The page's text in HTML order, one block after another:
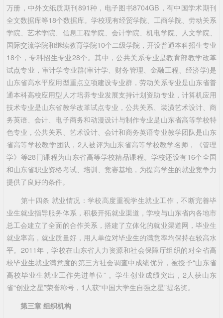
万册，中外文纸质期刊891种，电子图书8704GB，有中国学术期刊
全文数据库等18个数据库。学校现有经贸学院、工商学院、劳动关系
学院、艺术学院、信息工程学院、会计学院、机电学院、人文学院、
国际交流学院和继续教育学院10个二级学院，开设普通本科招生专业
18个，专科招生专业28个。其中，公共关系专业是教育部教学改革
试点专业，审计学专业群(审计学、财务管理、金融工程、经济学)是
山东省高水平应用型重点立项建设专业群，劳动关系专业是山东省普
通本科高校应用型人才培养专业发展支持计划资助专业，计算机应用
技术专业是山东省教学改革试点专业，公共关系、装潢艺术设计、商
务英语、会计、电子商务和动漫设计与制作专业是山东省高等学校特
色专业，公共关系、艺术设计、会计和商务英语专业教学团队是山东
省高等学校教学团队，2人被评为山东省高等学校教学名师，《管理
学》等28门课程为山东省高等学校精品课程。学校还设有16个全国
和山东省职业资格考试、培训、竞赛基地，为提高学生的就业竞争力
提供了良好的条件。
第十四条 就业情况：学校高度重视学生就业工作，不断完善毕
业生就业指导服务体系，积极开拓就业渠道，学校与山东省内各地市
总工会建立了全面的合作关系，搭建了立体化的就业渠道网，毕业生
就业率高，就业质量好，用人单位对毕业生的满意率均保持在较高水
平。2011年，学校在山东省人力资源和社会保障厅组织的对全省高
校毕业生就业满意度的第三方社会调查中成绩优异，被授予“山东省
高校毕业生就业工作先进单位” 。学生创业成绩突出，2人获山东
省“创业之星”荣誉称号，1人获“中国大学生自强之星”提名奖。
第三章 组织机构